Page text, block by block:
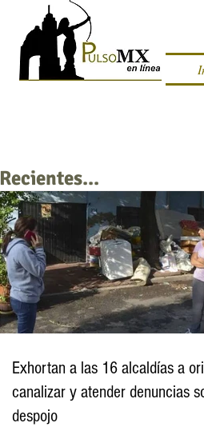
Recientes...
Exhortan a las 16 alcaldías a
canalizar y atender denuncias
despojo